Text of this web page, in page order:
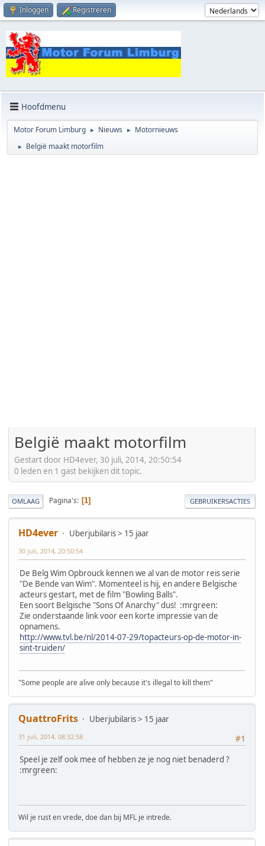
Inloggen Registreren
Hoofdmenu
Motor Forum Limburg ► Nieuws ► Motornieuws
► België maakt motorfilm
België maakt motorfilm
Gestart door HD4ever, 30 juli, 2014, 20:50:54
0 leden en 1 gast bekijken dit topic.
OMLAAG Pagina's 1 GEBRUIKERSACTIES
HD4ever Uberjubilaris > 15 jaar
30 juli, 2014, 20:50:54
De Belg Wim Opbrouck kennen we al van de motor reis serie
"De Bende van Wim". Momenteel is hij, en andere Belgische
acteurs gestart, met de film "Bowling Balls".
Een soort Belgische "Sons Of Anarchy" dus! :mrgreen:
Zie onderstaande link voor een korte impressie van de
opnamens.
http://www.tvl.be/nl/2014-07-29/topacteurs-op-de-motor-in-
sint-truiden/
"Some people are alive only because it's illegal to kill them"
QuattroFrits
Uberjubilaris > 15 jaar
#1
31 juli, 2014, 08:32:58
Speel je zelf ook mee of hebben ze je nog niet benaderd ?
:mrgreen:
Wil je rust en vrede, doe dan bij MFL je intrede.